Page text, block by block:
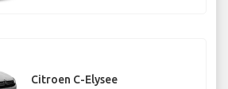
Citroen C-Elysee